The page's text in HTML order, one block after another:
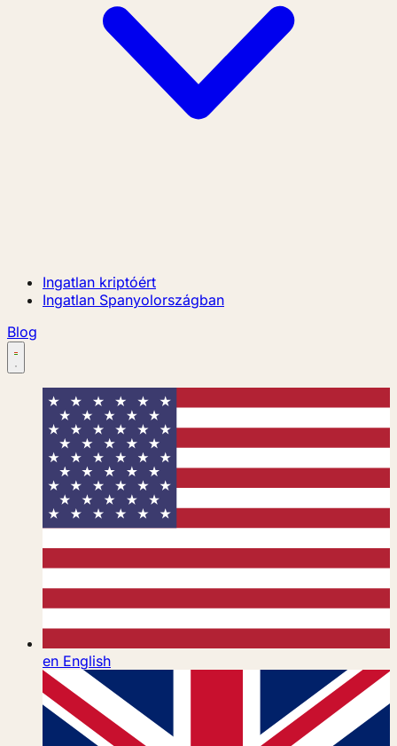
Ingatlan kriptóért
Ingatlan Spanyolországban
Blog
en English